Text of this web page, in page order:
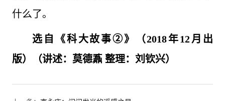
什么了。
选自《科大故事②》（2018年12月出
版）
（讲述：莫德鼒整理： 刘钦兴）